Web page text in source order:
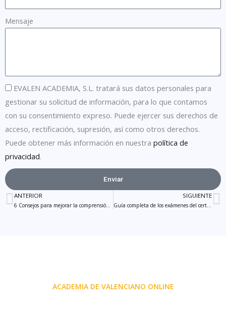
Mensaje
EVALEN ACADEMIA, S.L. tratará sus datos personales para
gestionar su solicitud de información, para lo que contamos
con su consentimiento expreso. Puede ejercer sus derechos de
acceso, rectificación, supresión, así como otros derechos.
Puede obtener más información en nuestra política de
privacidad.
Enviar
Ant
ANTERIOR
6 Consejos para mejorar la comprensión auditiva en catalán
SIGUIENTE
Guía completa de los exámenes del certificado C1 de valenciano
ACADEMIA DE VALENCIANO ONLINE